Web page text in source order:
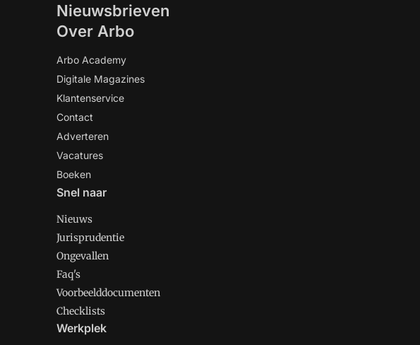
Nieuwsbrieven
Over Arbo
Arbo Academy
Digitale Magazines
Klantenservice
Contact
Adverteren
Vacatures
Boeken
Snel naar
Nieuws
Jurisprudentie
Ongevallen
Faq's
Voorbeelddocumenten
Checklists
Werkplek